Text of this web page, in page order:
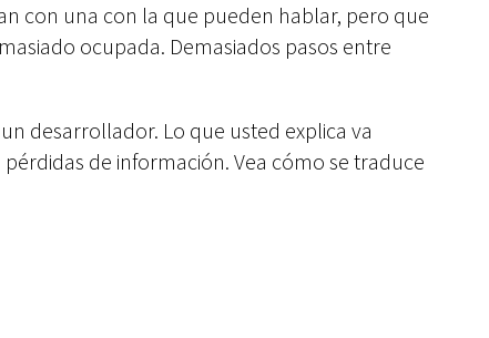
con una con la que pueden hablar, pero que
ocupada. Demasiados pasos entre
desarrollador. Lo que usted explica va
de información. Vea cómo se traduce